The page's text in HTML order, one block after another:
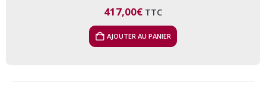
417,00€ TTC
AJOUTER AU PANIER